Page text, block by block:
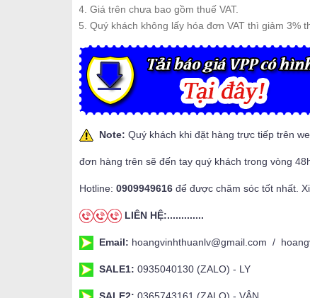
Giá trên chưa bao gồm thuế VAT.
Quý khách không lấy hóa đơn VAT thì giảm 3%
Note: Quý khách khi đặt hàng trực tiếp trên
đơn hàng trên sẽ đến tay quý khách trong vòng
Hotline: 0909949616 để được chăm sóc tốt nhất.
LIÊN HỆ:.............
Email: hoangvinhthuanlv@gmail.com /
SALE1: 0935040130 (ZALO) - LY